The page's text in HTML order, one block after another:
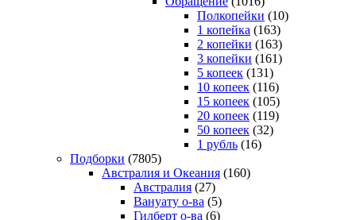
Полкопейки (10)
1 копейка (163)
2 копейки (163)
3 копейки (161)
5 копеек (131)
10 копеек (116)
15 копеек (105)
20 копеек (119)
50 копеек (32)
1 рубль (16)
Подборки (7805)
Австралия и Океания (160)
Австралия (27)
Вануату о-ва (5)
Гилберт о-ва (6)